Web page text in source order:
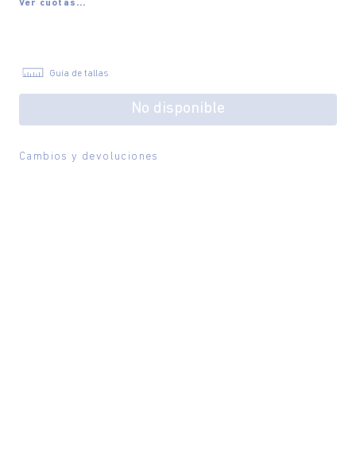
Ver cuotas...
Guía de tallas
No disponible
Cambios y devoluciones